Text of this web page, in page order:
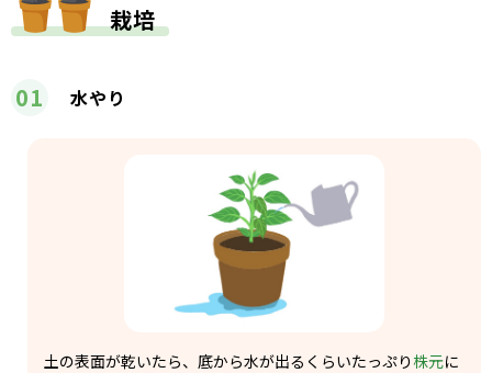
栽培
01 水やり
土の表面が乾いたら、底から水が出るくらいたっぷり株元に